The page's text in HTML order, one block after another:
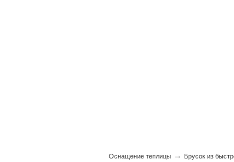
Оснащение теплицы→ Брусок из